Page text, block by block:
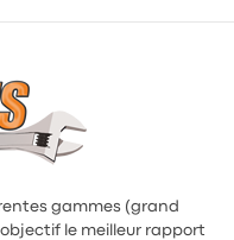
gammes (grand
le meilleur rapport